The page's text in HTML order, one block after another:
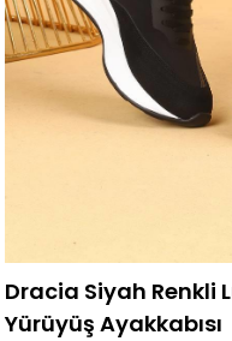
Dracia Siyah Renkli
Yürüyüş Ayakkabısı